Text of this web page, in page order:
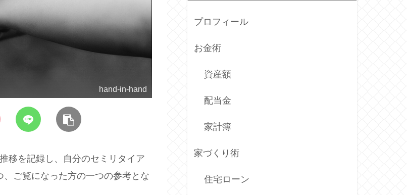
hand-in-hand
移を記録し、自分のセミリタイア
、ご覧になった方の一つの参考とな
プロフィール
お金術
資産額
配当金
家計簿
家づくり術
住宅ローン